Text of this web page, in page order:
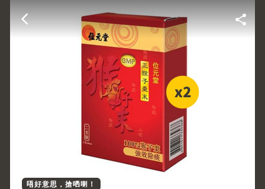
唔好意思，搶哂喇！